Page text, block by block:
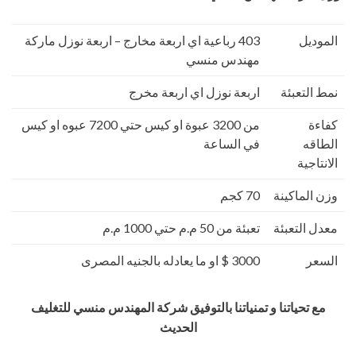
الموديل
403 رباعية اي اربعة مخارج – اربعة نوزل ماركة
مهندس منسي
نمط التعبئة اربعة نوزل اي اربعة مخرج
كفاءة
الطاقه
الانتاجية
من 3200 عبوة او كيس حتي 7200 عبوه او كيس
في الساعة
وزن الماكينة 70 كجم
معدل التعبئة تعبئة من 50 م.م حتي 1000 م.م
السعر 3000 $ او ما يعادله بالجنيه المصرى
مع تحياتنا و تمنياتنا بالتوفيق شركة المهندس منسي للتغليف
الحديث